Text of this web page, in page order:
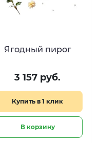
Ягодный пирог
3 157 руб.
Купить в 1 клик
В корзину